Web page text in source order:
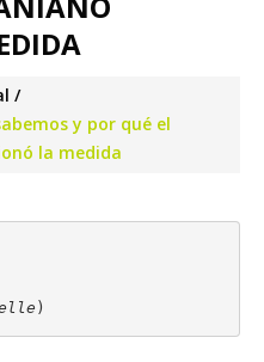
y por qué el
la medida
)